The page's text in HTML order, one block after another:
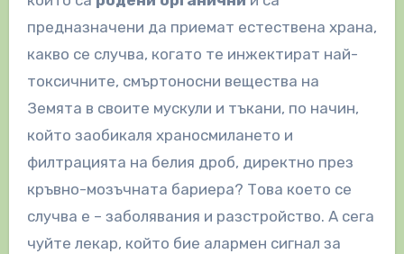
предназначени да приемат естествена храна,
какво се случва, когато те инжектират най-
токсичните, смъртоносни вещества на
Земята в своите мускули и тъкани, по начин,
който заобикаля храносмилането и
филтрацията на белия дроб, директно през
кръвно-мозъчната бариера? Това което се
случва е – заболявания и разстройство. А сега
чуйте лекар, който бие алармен сигнал за